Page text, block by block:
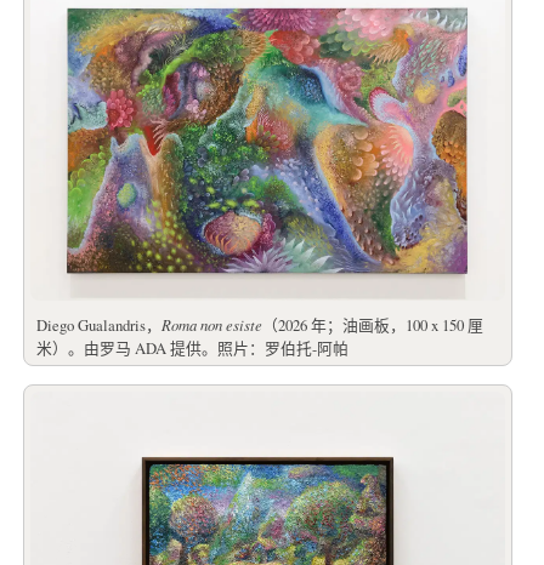
Diego Gualandris， Roma non esiste （2026 年；油画板，100 x 150 厘
米）。由罗马 ADA 提供。照片：罗伯托-阿帕